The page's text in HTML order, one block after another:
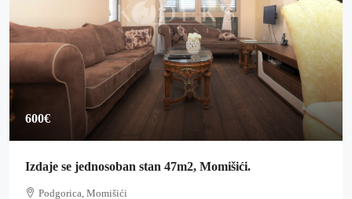
600€
Izdaje se jednosoban stan 47m2, Momišići.
Podgorica, Momišići